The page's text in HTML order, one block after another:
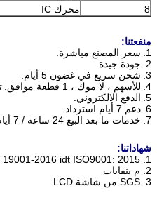
8
محرك IC
منفعتنا:
1. سعر المصنع مباشرة.
2. جودة جيدة.
3. شحن سريع في غضون 5 أيام.
4. للأسهم ، لا موك ، 1 قطعة موافق.
5. الدفع الالكتروني.
6. دعم 7 أيام استرداد.
7. خدمات ما بعد البيع 24 ساعة / 7 أيام
شهاداتنا:
1. GB / T19001-2016 idt ISO9001: 2015
2. م بنفايات
3. SGS من شاشة LCD